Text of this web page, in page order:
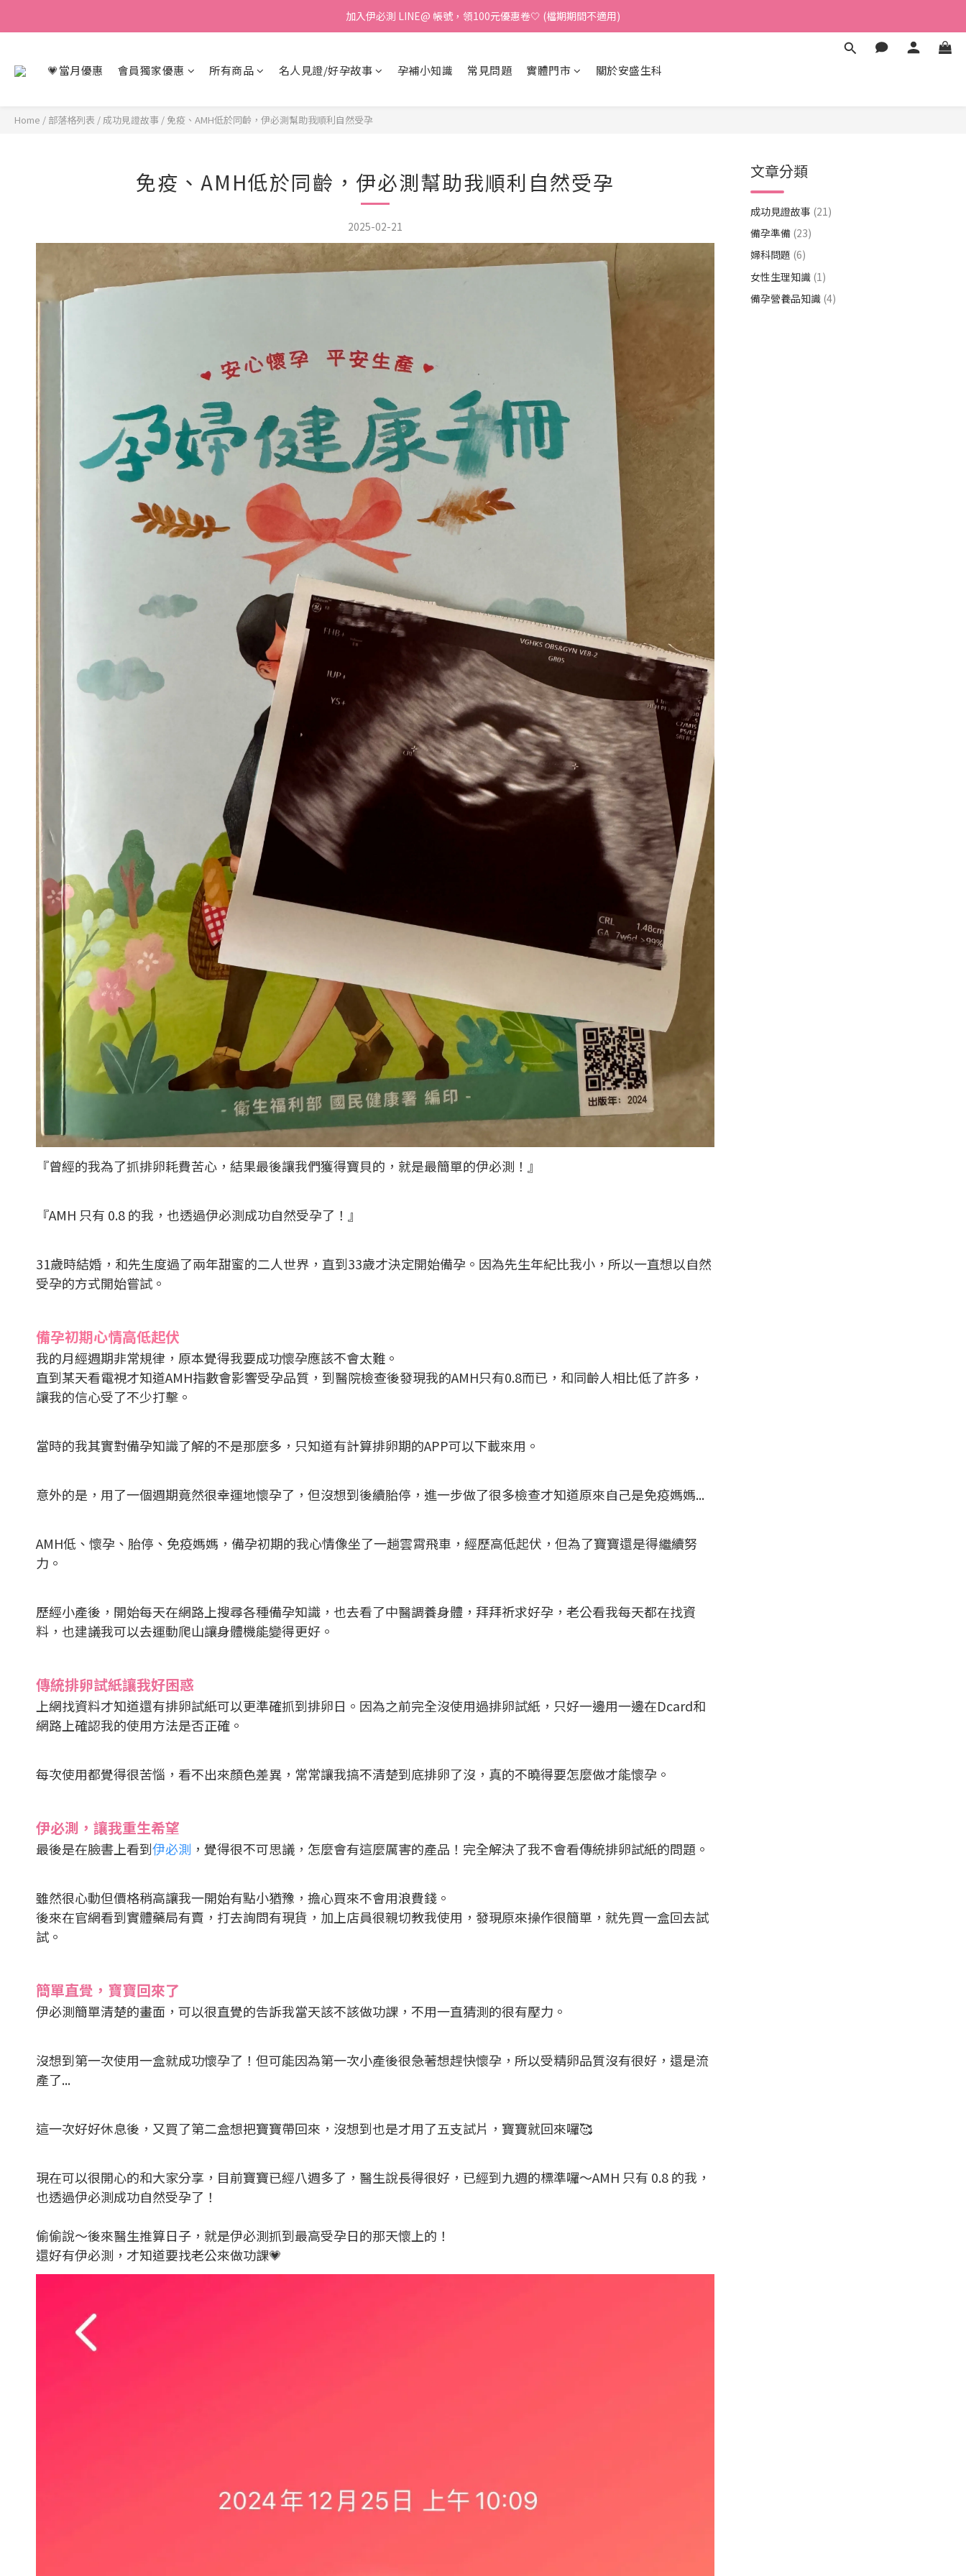
加入伊必測 LINE@ 帳號，領100元優惠卷🤍 (檔期期間不適用)
【紅利回饋上線】消費每100元享1點紅利金🤍 紅利金折抵無上限❕
💗當月優惠 會員獨家優惠 所有商品 名人見證/好孕故事 孕補小知識 常見問題 實體門市 關於安盛生科
Home / 部落格列表 / 成功見證故事 / 免疫、AMH低於同齡，伊必測幫助我順利自然受孕
免疫、AMH低於同齡，伊必測幫助我順利自然受孕
2025-02-21
『曾經的我為了抓排卵耗費苦心，結果最後讓我們獲得寶貝的，就是最簡單的伊必測！』
『AMH 只有 0.8 的我，也透過伊必測成功自然受孕了！』
31歲時結婚，和先生度過了兩年甜蜜的二人世界，直到33歲才決定開始備孕。因為先生年紀比我小，所以一直想以自然
受孕的方式開始嘗試。
備孕初期心情高低起伏
我的月經週期非常規律，原本覺得我要成功懷孕應該不會太難。
直到某天看電視才知道AMH指數會影響受孕品質，到醫院檢查後發現我的AMH只有0.8而已，和同齡人相比低了許多，
讓我的信心受了不少打擊。
當時的我其實對備孕知識了解的不是那麼多，只知道有計算排卵期的APP可以下載來用。
意外的是，用了一個週期竟然很幸運地懷孕了，但沒想到後續胎停，進一步做了很多檢查才知道原來自己是免疫媽媽...
AMH低、懷孕、胎停、免疫媽媽，備孕初期的我心情像坐了一趟雲霄飛車，經歷高低起伏，但為了寶寶還是得繼續努
力。
歷經小產後，開始每天在網路上搜尋各種備孕知識，也去看了中醫調養身體，拜拜祈求好孕，老公看我每天都在找資
料，也建議我可以去運動爬山讓身體機能變得更好。
傳統排卵試紙讓我好困惑
上網找資料才知道還有排卵試紙可以更準確抓到排卵日。因為之前完全沒使用過排卵試紙，只好一邊用一邊在Dcard和
網路上確認我的使用方法是否正確。
每次使用都覺得很苦惱，看不出來顏色差異，常常讓我搞不清楚到底排卵了沒，真的不曉得要怎麼做才能懷孕。
伊必測，讓我重生希望
最後是在臉書上看到伊必測 ，覺得很不可思議，怎麼會有這麼厲害的產品！完全解決了我不會看傳統排卵試紙的問題。
雖然很心動但價格稍高讓我一開始有點小猶豫，擔心買來不會用浪費錢。
後來在官網看到實體藥局有賣，打去詢問有現貨，加上店員很親切教我使用，發現原來操作很簡單，就先買一盒回去試
試。
簡單直覺，寶寶回來了
伊必測簡單清楚的畫面，可以很直覺的告訴我當天該不該做功課，不用一直猜測的很有壓力。
沒想到第一次使用一盒就成功懷孕了！但可能因為第一次小產後很急著想趕快懷孕，所以受精卵品質沒有很好，還是流
產了...
這一次好好休息後，又買了第二盒想把寶寶帶回來，沒想到也是才用了五支試片，寶寶就回來囉🥰
現在可以很開心的和大家分享，目前寶寶已經八週多了，醫生說長得很好，已經到九週的標準囉～AMH 只有 0.8 的我，
也透過伊必測成功自然受孕了！
偷偷說～後來醫生推算日子，就是伊必測抓到最高受孕日的那天懷上的！
還好有伊必測，才知道要找老公來做功課💗
文章分類
成功見證故事 (21)
備孕準備 (23)
婦科問題 (6)
女性生理知識 (1)
備孕營養品知識 (4)